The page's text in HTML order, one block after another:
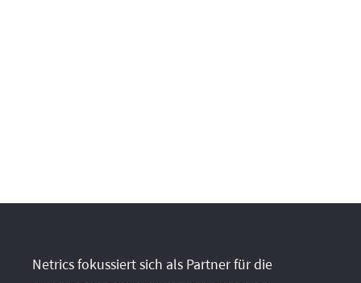
Netrics fokussiert sich als Partner für die